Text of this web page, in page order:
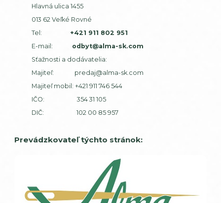
Hlavná ulica 1455
013 62 Veľké Rovné
Tel:
+421 911 802 951
E-mail: odbyt@alma-sk.com
Sťažnosti a dodávatelia:
Majiteľ: predaj@alma-sk.com
Majiteľ mobil: +421 911 746 544
IČO: 354 31 105
DIČ: 102 00 85 957
Prevádzkovateľ týchto stránok: